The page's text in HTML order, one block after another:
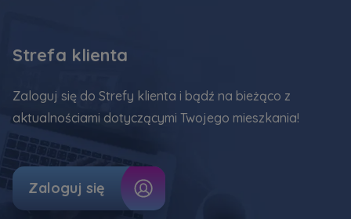
Strefa klienta
Zaloguj się do Strefy klienta i bądź na bieżąco z
aktualnościami dotyczącymi Twojego mieszkania!
Zaloguj się